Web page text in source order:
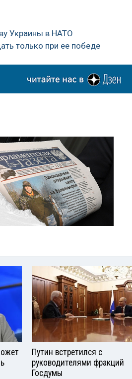
Украины в НАТО
только при ее победе
Путин встретился с
руководителями фракций
Госдумы